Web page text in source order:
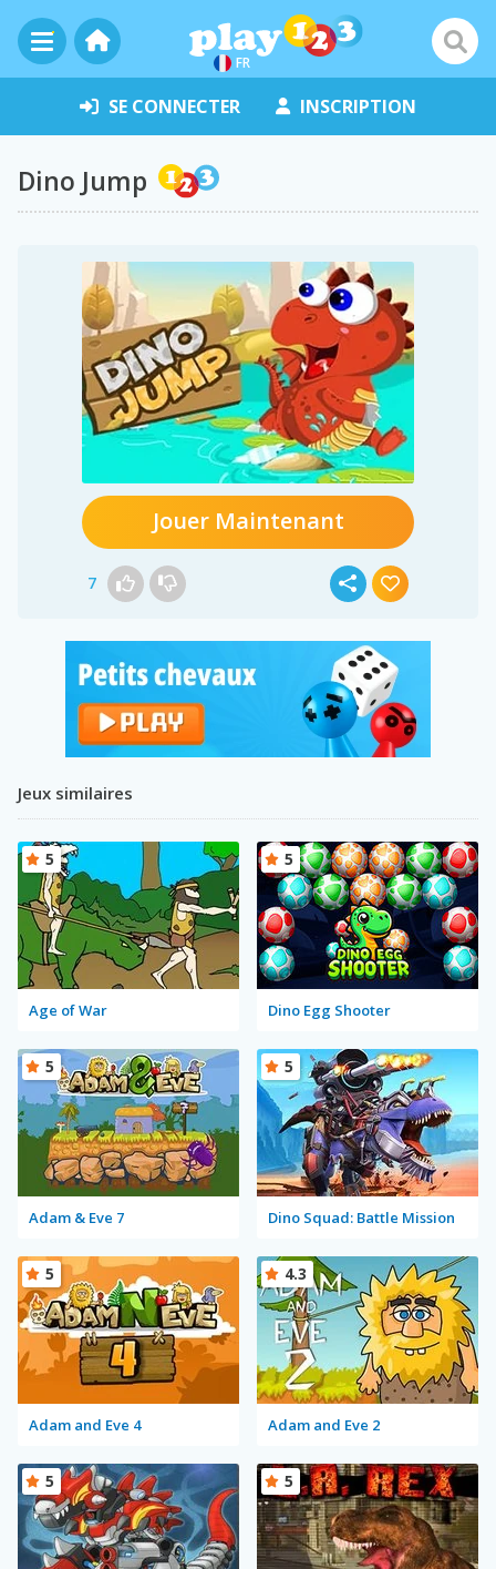
FR
SE CONNECTER INSCRIPTION
Dino Jump
Jouer Maintenant
7
Jeux similaires
Age of War
5
Dino Egg Shooter
5
Adam & Eve 7
5
Dino Squad: Battle Mission
5
Adam and Eve 4
5
Adam and Eve 2
4.3
5 5